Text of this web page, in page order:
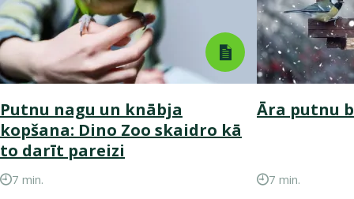
Putnu nagu un knābja
kopšana: Dino Zoo skaidro kā
to darīt pareizi
7 min.
Āra putnu
7 min.